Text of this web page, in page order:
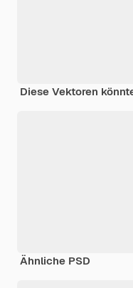
Diese Vektoren
Ähnliche PSD